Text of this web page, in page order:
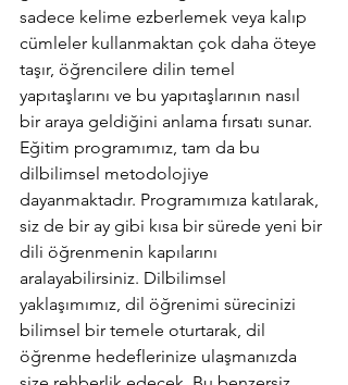
sadece kelime ezberlemek veya kalıp
cümleler kullanmaktan çok daha öteye
taşır, öğrencilere dilin temel
yapıtaşlarını ve bu yapıtaşlarının nasıl
bir araya geldiğini anlama fırsatı sunar.
Eğitim programımız, tam da bu
dilbilimsel metodolojiye
dayanmaktadır. Programımıza katılarak,
siz de bir ay gibi kısa bir sürede yeni bir
dili öğrenmenin kapılarını
aralayabilirsiniz. Dilbilimsel
yaklaşımımız, dil öğrenimi sürecinizi
bilimsel bir temele oturtarak, dil
öğrenme hedeflerinize ulaşmanızda